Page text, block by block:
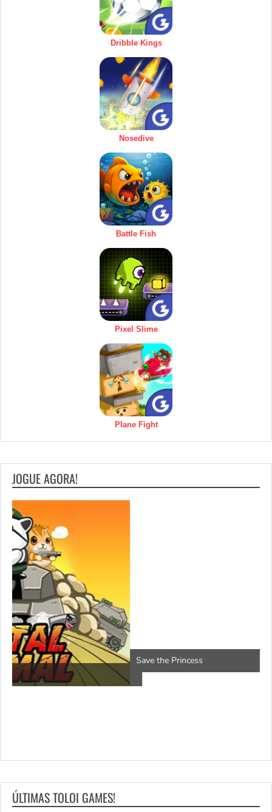
Dribble Kings
Nosedive
Battle Fish
Pixel Slime
Plane Fight
JOGUE AGORA!
Save the Princess
ÚLTIMAS TOLOI GAMES!